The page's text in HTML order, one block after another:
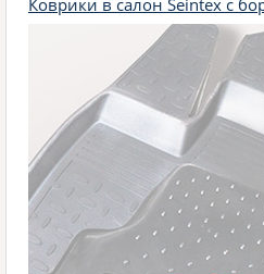
Коврики в салон Seintex с